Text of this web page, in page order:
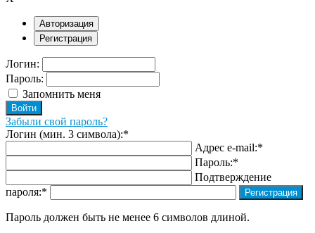
Авторизация
Регистрация
Логин:
Пароль:
Запомнить меня
Забыли свой пароль?
Логин (мин. 3 символа):*
Адрес e-mail:*
Пароль:*
Подтверждение
пароля:*
Пароль должен быть не менее 6 символов длиной.